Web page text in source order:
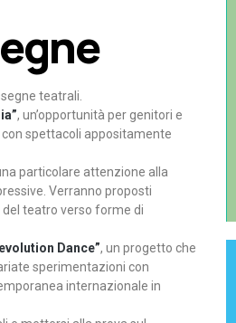
teatrali.
, un’opportunità per genitori e
spettacoli appositamente
particolare attenzione alla
Verranno proposti
teatro verso forme di
Dance”, un progetto che
sperimentazioni con
internazionale in